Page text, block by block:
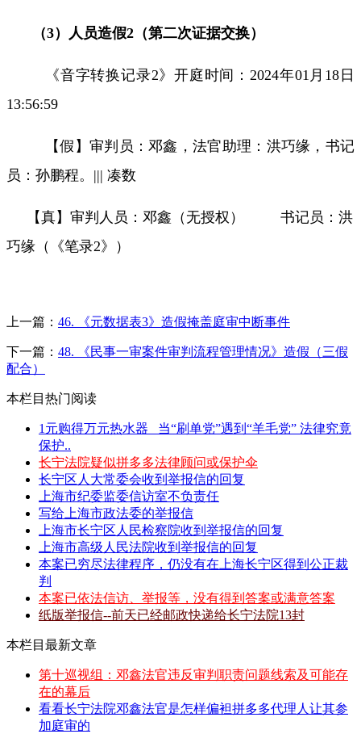
（3）人员造假2 （第二次证据交换）
《音字转换记录2》开庭时间： 2024年01 月 18 日
13:56:59
【假】审判员：邓鑫，法官助理：洪巧缘，书记
员：孙鹏程。 ||| 凑数
【真】审判人员：邓鑫（无授权）
书记员：洪
巧缘（《笔录2》）
上一篇： 46. 《元数据表3》造假掩盖庭审中断事件
下一篇： 48. 《民事一审案件审判流程管理情况》造假（三假
配合）
本栏目热门阅读
1元购得万元热水器 _当“刷单党”遇到“羊毛党” 法律究竟
保护..
长宁法院疑似拼多多法律顾问或保护伞
长宁区人大常委会收到举报信的回复
上海市纪委监委信访室不负责任
写给上海市政法委的举报信
上海市长宁区人民检察院收到举报信的回复
上海市高级人民法院收到举报信的回复
本案已穷尽法律程序，仍没有在上海长宁区得到公正裁
判
本案已依法信访、举报等，没有得到答案或满意答案
纸版举报信--前天已经邮政快递给长宁法院13封
本栏目最新文章
第十巡视组：邓鑫法官违反审判职责问题线索及可能存
在的幕后
看看长宁法院邓鑫法官是怎样偏袒拼多多代理人让其参
加庭审的